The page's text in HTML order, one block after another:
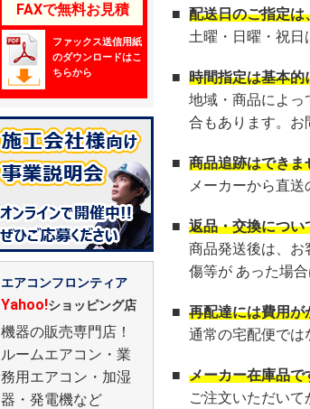
FAXで無料お見積
ファックス送信用紙
のダウンロードはこ
ちらから
エアコンフロンティア
Yahoo!ショッピング店
機器の販売専門店！
ルームエアコン・業
務用エアコン・加湿
器・発電機など
■ 配送日のご指定は
土曜・日曜・祝日
■ 時間指定は基本的
地域・商品によっ
合もあります。お
■ 商品追跡はできま
メーカーから直送
■ 返品・交換につい
商品発送後は、
傷等が あった場
■ 再配達には費用が
通常の宅配便では
■ メーカー在庫品で
ご注文いただい